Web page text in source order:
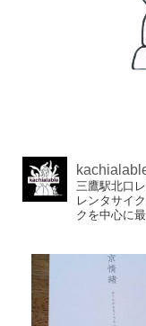
三鷹駅北口
レンタサイ
クを中心に